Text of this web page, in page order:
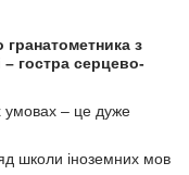
гранатометника з
гостра серцево-
умовах – це дуже
школи іноземних мов